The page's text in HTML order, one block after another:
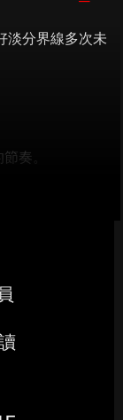
淡分界線多次未
奏。